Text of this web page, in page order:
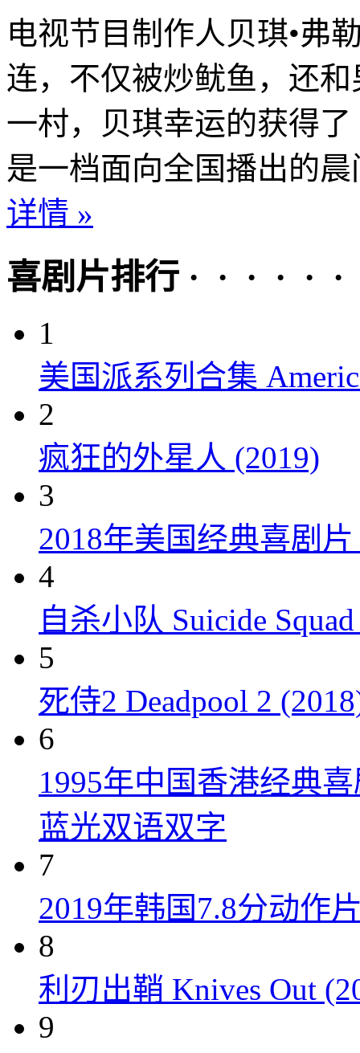
电视节目制作人贝琪•弗
连，不仅被炒鱿鱼，还
一村，贝琪幸运的获得
是一档面向全国播出的
详情 »
喜剧片排行 · · · · · ·
1
美国派系列合集
2
疯狂的外星人 (2019)
3
2018年美国经典喜剧
4
自杀小队 Suicide
5
死侍2 Deadpool 2
6
1995年中国香港经典
蓝光双语双字
7
2019年韩国7.8分动作
8
利刃出鞘 Knives Out
9